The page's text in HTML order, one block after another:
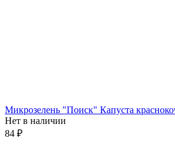
Микрозелень "Поиск" Капуста
Нет в наличии
84 ₽